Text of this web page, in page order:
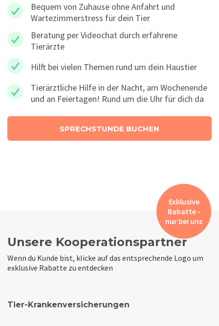
Bequem von Zuhause ohne Anfahrt und
Wartezimmerstress für dein Tier
Beratung per Videochat durch erfahrene
Tierärzte
Hilft bei vielen Themen rund um dein Haustier
Tierärztliche Hilfe in der Nacht, am Wochenende
und an Feiertagen! Rund um die Uhr für dich da
SPRECHSTUNDE BUCHEN
Exklusive
Rabatte -
nur bei uns
Unsere Kooperationspartner
Wenn du Kunde bist, klicke auf das entsprechende Logo um
exklusive Rabatte zu entdecken
Tier-Krankenversicherungen